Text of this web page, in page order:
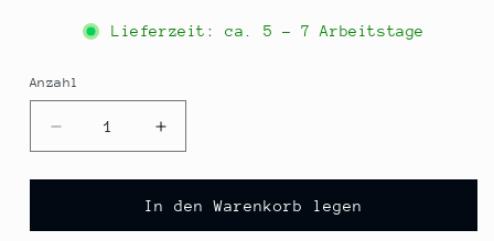
Lieferzeit: ca. 5 - 7 Arbeitstage
Anzahl
Anzahl
Verringere
die
Menge
Schwarzer
Erhöhe
die
Menge
für
Schwarzer
In den Warenkorb legen